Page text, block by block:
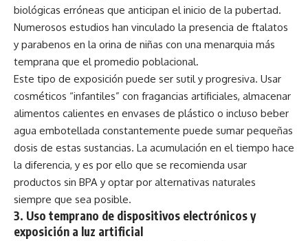
biológicas erróneas que anticipan el inicio de la pubertad.
Numerosos estudios han vinculado la presencia de ftalatos
y parabenos en la orina de niñas con una menarquia más
temprana que el promedio poblacional.
Este tipo de exposición puede ser sutil y progresiva. Usar
cosméticos “infantiles” con fragancias artificiales, almacenar
alimentos calientes en envases de plástico o incluso beber
agua embotellada constantemente puede sumar pequeñas
dosis de estas sustancias. La acumulación en el tiempo hace
la diferencia, y es por ello que se recomienda usar
productos sin BPA y optar por alternativas naturales
siempre que sea posible.
3. Uso temprano de dispositivos electrónicos y
exposición a luz artificial